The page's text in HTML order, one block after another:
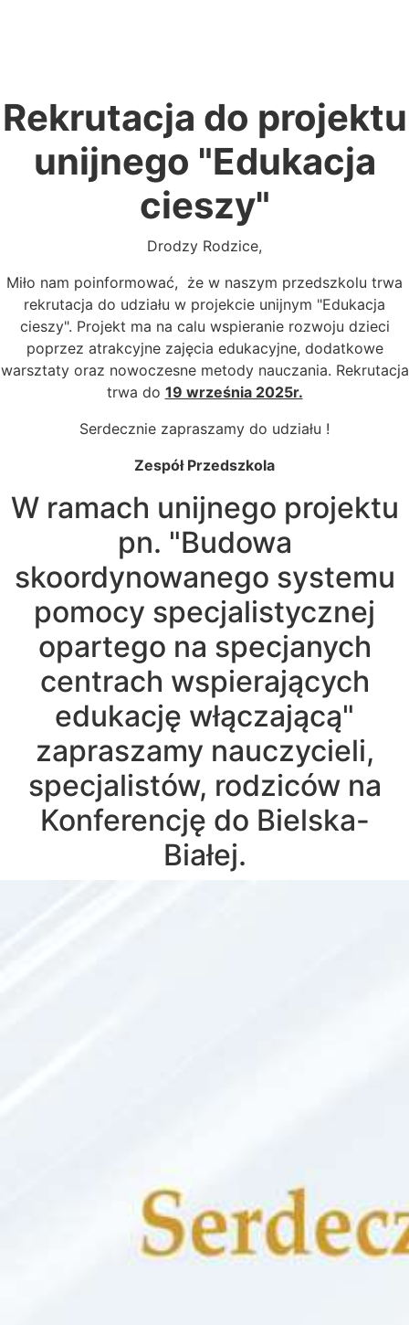
Rekrutacja do projektu
unijnego "Edukacja
cieszy"
Drodzy Rodzice,
Miło nam poinformować, że w naszym przedszkolu trwa
rekrutacja do udziału w projekcie unijnym "Edukacja
cieszy". Projekt ma na calu wspieranie rozwoju dzieci
poprzez atrakcyjne zajęcia edukacyjne, dodatkowe
warsztaty oraz nowoczesne metody nauczania. Rekrutacja
trwa do 19 września 2025r.
Serdecznie zapraszamy do udziału !
Zespół Przedszkola
W ramach unijnego projektu
pn. "Budowa
skoordynowanego systemu
pomocy specjalistycznej
opartego na specjanych
centrach wspierających
edukację włączającą"
zapraszamy nauczycieli,
specjalistów, rodziców na
Konferencję do Bielska-
Białej.